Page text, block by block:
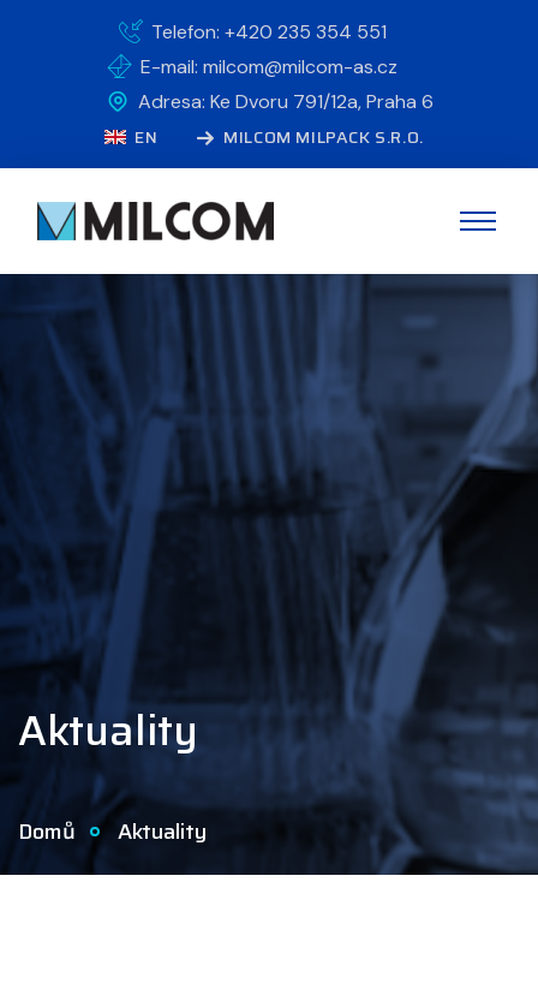
Telefon: +420 235 354 551
E-mail: milcom@milcom-as.cz
Adresa: Ke Dvoru 791/12a, Praha 6
EN MILCOM MILPACK S.R.O.
Aktuality
Domů Aktuality